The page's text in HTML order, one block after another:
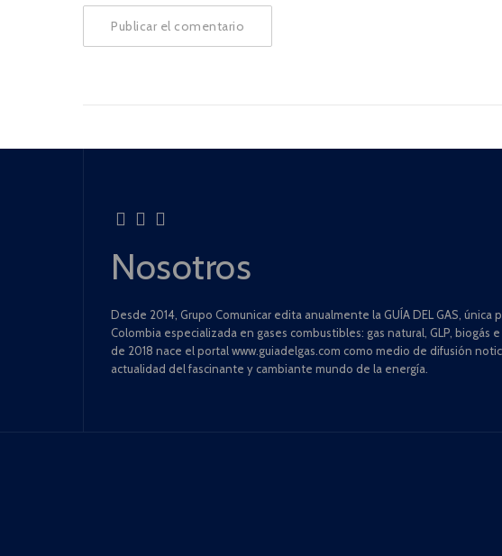
Nosotros
Desde 2014, Grupo Comunicar edita anualmente la GUÍA DEL GAS, única
Colombia especializada en gases combustibles: gas natural, GLP, biogás
de 2018 nace el portal www.guiadelgas.com como medio de difusión
actualidad del fascinante y cambiante mundo de la energía.